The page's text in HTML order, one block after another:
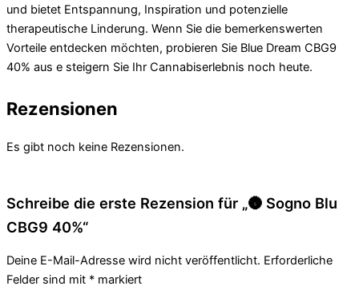
und bietet Entspannung, Inspiration und potenzielle
therapeutische Linderung. Wenn Sie die bemerkenswerten
Vorteile entdecken möchten, probieren Sie Blue Dream CBG9
40% aus e steigern Sie Ihr Cannabiserlebnis noch heute.
Rezensionen
Es gibt noch keine Rezensionen.
Schreibe die erste Rezension für „🌚 Sogno Blu
CBG9 40%“
Deine E-Mail-Adresse wird nicht veröffentlicht. Erforderliche
Felder sind mit * markiert